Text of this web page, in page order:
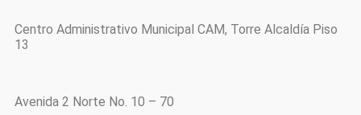
Centro Administrativo Municipal CAM, Torre Alcaldía Piso
13
Avenida 2 Norte No. 10 – 70